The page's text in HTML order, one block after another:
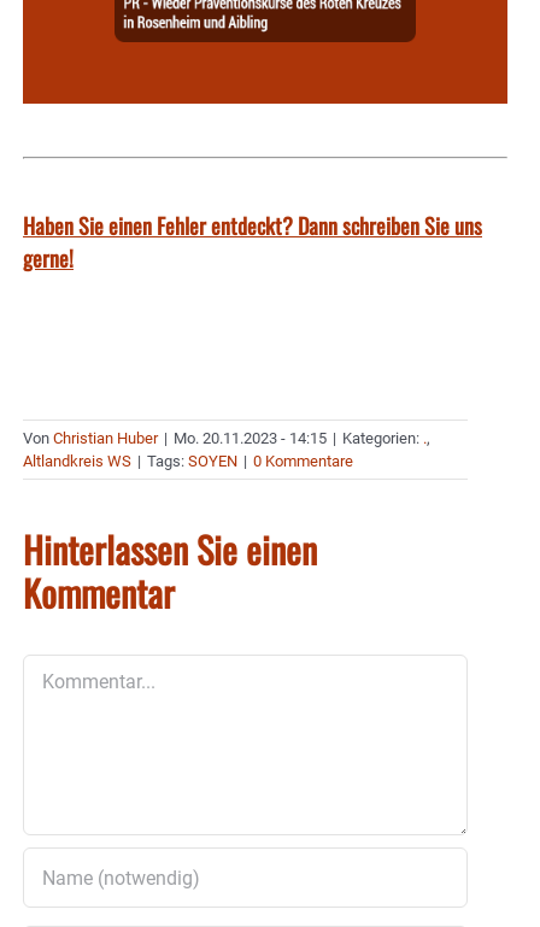
Haben Sie einen Fehler entdeckt? Dann schreiben Sie uns
gerne!
Von Christian Huber | Mo. 20.11.2023 - 14:15 | Kategorien: .,
Altlandkreis WS | Tags: SOYEN | 0 Kommentare
Hinterlassen Sie einen
Kommentar